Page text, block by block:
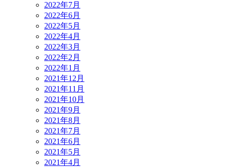
2022年7月
2022年6月
2022年5月
2022年4月
2022年3月
2022年2月
2022年1月
2021年12月
2021年11月
2021年10月
2021年9月
2021年8月
2021年7月
2021年6月
2021年5月
2021年4月